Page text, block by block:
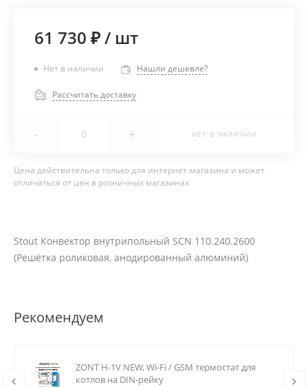
61 730 ₽/ шт
Нет в наличии Нашли дешевле?
Рассчитать доставку
- + НЕТ В НАЛИЧИИ
Цена действительна только для интернет-магазина и может
отличаться от цен в розничных магазинах
Stout Конвектор внутрипольный SCN 110.240.2600
(Решётка роликовая, анодированный алюминий)
Рекомендуем
ZONT H-1V NEW, Wi-Fi / GSM термостат для
котлов на DIN-рейку